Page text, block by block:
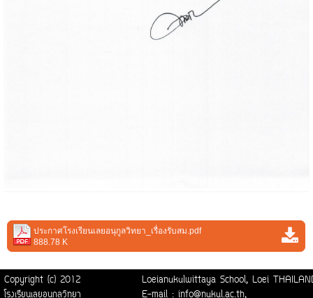
ประกาศโรงเรียนเลยอนุกูลวิทยา_เรื่องรับสม.pdf
888.78 K
Copyright (c) 2012
Loeianukulwittaya School, Loei
โรงเรียนเลยอนุกูลวิทยา
E-mail : info@nukul.ac.th,